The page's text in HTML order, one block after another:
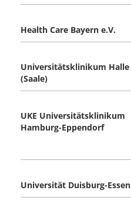
Health Care Bayern e.V.
Universitätsklinikum Halle
(Saale)
UKE Universitätsklinikum
Hamburg-Eppendorf
Universität Duisburg-Essen